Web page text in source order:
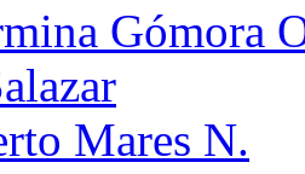
Gómora
Mares N.